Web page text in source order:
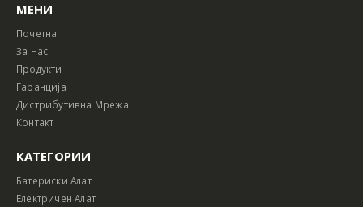
МЕНИ
Почетна
За Нас
Продукти
Гаранција
Дистрибутивна Мрежа
Контакт
КАТЕГОРИИ
Батериски Алат
Електричен Алат